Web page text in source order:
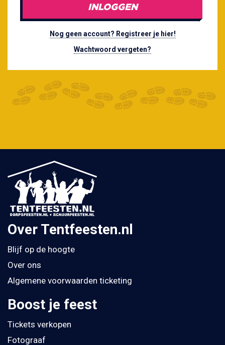
INLOGGEN
Nog geen account? Registreer je hier!
Wachtwoord vergeten?
Over Tentfeesten.nl
Blijf op de hoogte
Over ons
Algemene voorwaarden ticketing
Boost je feest
Tickets verkopen
Fotograaf